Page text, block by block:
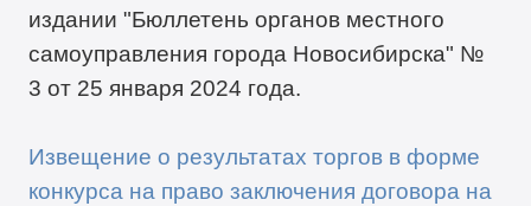
издании "Бюллетень органов местного
самоуправления города Новосибирска" №
3 от 25 января 2024 года.
Извещение о результатах торгов в форме
конкурса на право заключения договора на